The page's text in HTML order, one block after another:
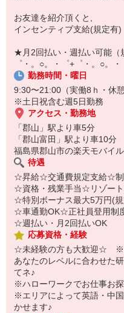
【スマホ面接実施中】
￣￣￣￣￣￣￣￣￣
自宅に居ながらスマホでカン
オンライン面談なのでスピー
即日登録もOK♪
気になった方はお気軽にご相
お友達を紹介頂くと,
インセンティブ支給(規定有)
★月2回払い・週払い可能
゜・。○。・゜+゜・。○。・
勤務時間・曜日
9:30〜21:00（実働8ｈ・休憩
※土日祝含む週5日勤務
アクセス・勤務地
「郡山」駅より車5分
「郡山富田」駅より車10分
福島県郡山市の楽天モバイ
待遇
☆昇給☆交通費規定支給☆
☆資格・残業手当☆リゾー
☆特別ボーナス最大5万円(
☆車通勤OK☆正社員登用制
☆週払い・月2回払いOK
応募資格・経験
☆未経験の方も大歓迎☆ ※
あなたのレベルに合わせた
てネ♪
※ハローワークでお仕事お
※エリアによって英語・中
かせます♪